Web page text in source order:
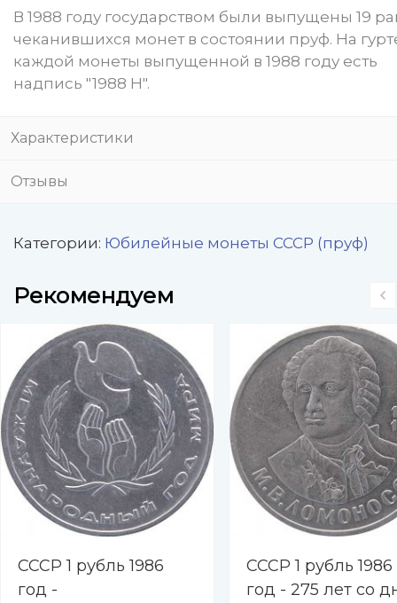
В 1988 году государством были выпущены 19
чеканившихся монет в состоянии пруф. На
каждой монеты выпущенной в 1988 году есть
надпись "1988 Н".
Характеристики
Отзывы
Категории: Юбилейные монеты СССР (пруф)
Рекомендуем
СССР 1 рубль 1986
год -
СССР 1 рубль 1986
год - 275 лет со